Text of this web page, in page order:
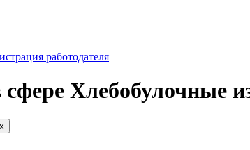
работодателя
Хлебобулочные